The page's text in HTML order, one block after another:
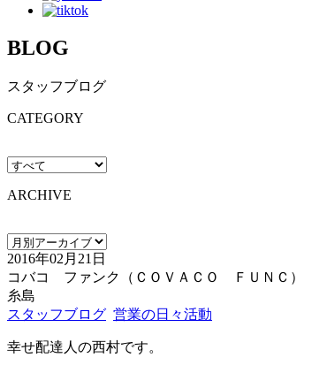
BLOG
スタッフブログ
CATEGORY
ARCHIVE
2016年02月21日
コバコ ファンク（ＣＯＶＡＣＯ ＦＵＮＣ）
糸島
スタッフブログ 営業の日々活動
幸せ配達人の西村です。